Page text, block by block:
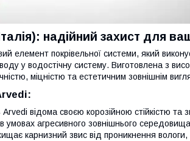
надійний захист для
елемент покрівельної системи, який
у водостічну систему. Виготовлена з
міцністю та естетичним зовнішнім
відома своєю корозійною стійкістю та
умовах агресивного зовнішнього
карнизний звис від проникнення вологи,